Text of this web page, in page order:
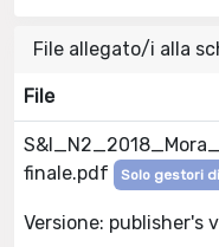
File allegato/i alla
File
finale.pdf
Solo gestori
Versione: publisher's